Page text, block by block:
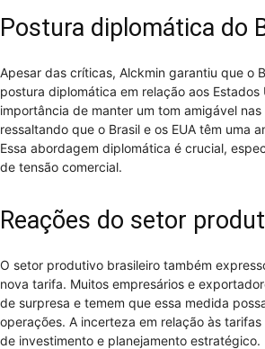
Postura diplomática do
Apesar das críticas, Alckmin garantiu que o
postura diplomática em relação aos Estados
importância de manter um tom amigável
ressaltando que o Brasil e os EUA têm uma
Essa abordagem diplomática é crucial,
de tensão comercial.
Reações do setor
O setor produtivo brasileiro também
nova tarifa. Muitos empresários e
de surpresa e temem que essa medida
operações. A incerteza em relação às
de investimento e planejamento estratégico.